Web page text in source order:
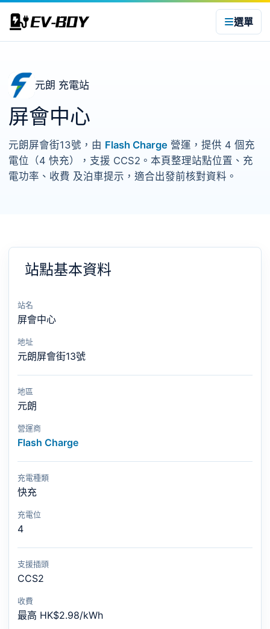
選單
元朗 充電站
屏會中心
元朗屏會街13號，由 Flash Charge 營運，提供 4 個充
電位（4 快充），支援 CCS2。本頁整理站點位置、充
電功率、收費 及泊車提示，適合出發前核對資料。
站點基本資料
站名
屏會中心
地址
元朗屏會街13號
地區
元朗
營運商
Flash Charge
充電種類
快充
充電位
4
支援插頭
CCS2
收費
最高 HK$2.98/kWh